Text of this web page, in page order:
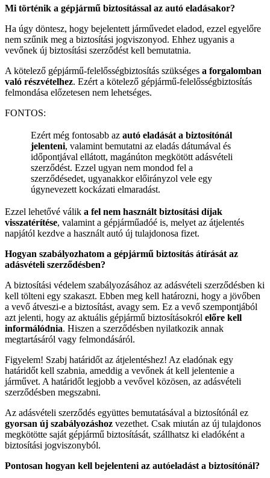
Mi történik a gépjármű biztosítással az autó eladásakor?
Ha úgy döntesz, hogy bejelentett járművedet eladod, ezzel egyelőre
nem szűnik meg a biztosítási jogviszonyod. Ehhez ugyanis a
vevőnek új biztosítási szerződést kell bemutatnia.
A kötelező gépjármű-felelősségbiztosítás szükséges a forgalomban
való részvételhez. Ezért a kötelező gépjármű-felelősségbiztosítás
felmondása előzetesen nem lehetséges.
FONTOS:
Ezért még fontosabb az autó eladását a biztosítónál
jelenteni, valamint bemutatni az eladás dátumával és
időpontjával ellátott, magánúton megkötött adásvételi
szerződést. Ezzel ugyan nem mondod fel a
szerződésedet, ugyanakkor előirányzol vele egy
úgynevezett kockázati elmaradást.
Ezzel lehetővé válik a fel nem használt biztosítási díjak
visszatérítése, valamint a gépjárműadóé is, melyet az átjelentés
napjától kezdve a használt autó új tulajdonosa fizet.
Hogyan szabályozhatom a gépjármű biztosítás átírását az
adásvételi szerződésben?
A biztosítási védelem szabályozásához az adásvételi szerződésben ki
kell tölteni egy szakaszt. Ebben meg kell határozni, hogy a jövőben
a vevő átveszi-e a biztosítást, avagy sem. Ez a vevő szempontjából
azt jelenti, hogy az aktuális gépjármű biztosításokról előre kell
informálódnia. Hiszen a szerződésben nyilatkozik annak
megtartásáról vagy felmondásáról.
Figyelem! Szabj határidőt az átjelentéshez! Az eladónak egy
határidőt kell szabnia, ameddig a vevőnek át kell jelentenie a
járművet. A határidőt legjobb a vevővel közösen, az adásvételi
szerződésben megszabni.
Az adásvételi szerződés együttes bemutatásával a biztosítónál ez
gyorsan új szabályozáshoz vezethet. Csak miután az új tulajdonos
megkötötte saját gépjármű biztosítását, szállhatsz ki eladóként a
biztosítási jogviszonyból.
Pontosan hogyan kell bejelenteni az autóeladást a biztosítónál?